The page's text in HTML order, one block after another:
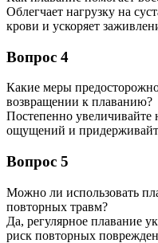
Облегчает нагрузку на
крови и ускоряет
Вопрос 4
Какие меры
возвращении к плаванию?
Постепенно увеличивайте
ощущений и
Вопрос 5
Можно ли использовать
повторных травм?
Да, регулярное плавание
риск повторных